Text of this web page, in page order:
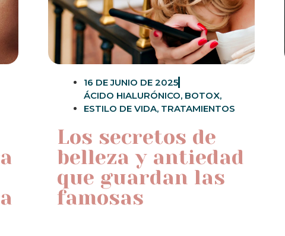
16 DE JUNIO DE 2025
ÁCIDO HIALURÓNICO, BOTOX,
ESTILO DE VIDA, TRATAMIENTOS
Los secretos de
belleza y antiedad
que guardan las
famosas